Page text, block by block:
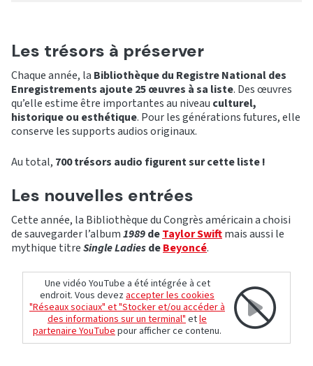
Les trésors à préserver
Chaque année, la Bibliothèque du Registre National des
Enregistrements ajoute 25 œuvres à sa liste. Des œuvres
qu’elle estime être importantes au niveau culturel,
historique ou esthétique. Pour les générations futures, elle
conserve les supports audios originaux.
Au total, 700 trésors audio figurent sur cette liste !
Les nouvelles entrées
Cette année, la Bibliothèque du Congrès américain a choisi
de sauvegarder l’album1989deTaylor Swiftmais aussi le
mythique titreSingle LadiesdeBeyoncé.
Une vidéo YouTube a été intégrée à cet
endroit. Vous devezaccepter les cookies
"Réseaux sociaux" et "Stocker et/ou accéder à
des informations sur un terminal"etle
partenaire YouTubepour afficher ce contenu.